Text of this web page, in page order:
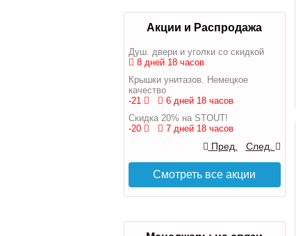
Акции и Распродажа
Душ. двери и уголки со скидкой
8 дней 18 часов
Крышки унитазов. Немецкое
качество
-21
6 дней 18 часов
Скидка 20% на STOUT!
-20
7 дней 18 часов
Пред. След.
Смотреть все акции